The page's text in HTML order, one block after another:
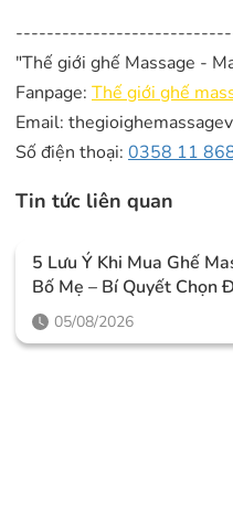
"Thế giới ghế Massage -
Fanpage: Thế giới ghế
Email:
Số điện thoại: 0358 11
Tin tức liên quan
5 Lưu Ý Khi Mua Ghế
Bố Mẹ – Bí Quyết Chọn
Chăm Sóc Sức Khỏe Lâu
05/08/2026